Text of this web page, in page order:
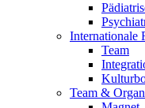
Internationale
Team
Team &